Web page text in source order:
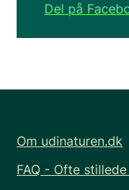
Del på
Om udinaturen.dk
FAQ - Ofte